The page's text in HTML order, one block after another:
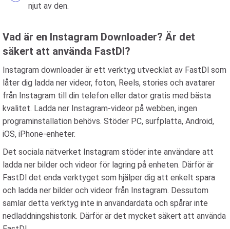
njut av den.
Vad är en Instagram Downloader? Är det
säkert att använda FastDl?
Instagram downloader är ett verktyg utvecklat av FastDl som
låter dig ladda ner videor, foton, Reels, stories och avatarer
från Instagram till din telefon eller dator gratis med bästa
kvalitet. Ladda ner Instagram-videor på webben, ingen
programinstallation behövs. Stöder PC, surfplatta, Android,
iOS, iPhone-enheter.
Det sociala nätverket Instagram stöder inte användare att
ladda ner bilder och videor för lagring på enheten. Därför är
FastDl det enda verktyget som hjälper dig att enkelt spara
och ladda ner bilder och videor från Instagram. Dessutom
samlar detta verktyg inte in användardata och spårar inte
nedladdningshistorik. Därför är det mycket säkert att använda